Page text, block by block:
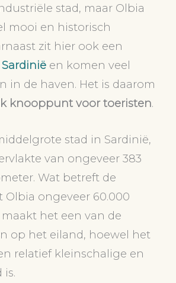
stad, maar Olbia
mooi en historisch
zit hier ook een
en komen veel
in de haven. Het is daarom
knooppunt voor toeristen.
stad in Sardinië,
van ongeveer 383
Wat betreft de
ongeveer 60.000
het een van de
op het eiland, hoewel het
relatief kleinschalige en
is.